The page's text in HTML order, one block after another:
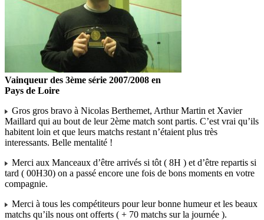
Vainqueur des 3ème série 2007/2008 en
Pays de Loire
Gros gros bravo à Nicolas Berthemet, Arthur Martin et Xavier
Maillard qui au bout de leur 2ème match sont partis. C’est vrai qu’ils
habitent loin et que leurs matchs restant n’étaient plus très
interessants. Belle mentalité !
Merci aux Manceaux d’être arrivés si tôt ( 8H ) et d’être repartis si
tard ( 00H30) on a passé encore une fois de bons moments en votre
compagnie.
Merci à tous les compétiteurs pour leur bonne humeur et les beaux
matchs qu’ils nous ont offerts ( + 70 matchs sur la journée ).